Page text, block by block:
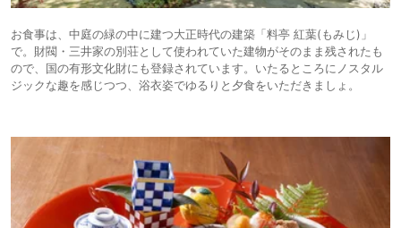
お食事は、中庭の緑の中に建つ大正時代の建築「料亭 紅葉(もみじ)」
で。財閥・三井家の別荘として使われていた建物がそのまま残されたも
ので、国の有形文化財にも登録されています。いたるところにノスタル
ジックな趣を感じつつ、浴衣姿でゆるりと夕食をいただきましょ。